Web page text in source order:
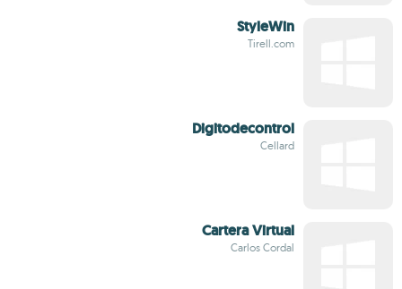
StyleWin
Tirell.com
Digitodecontrol
Cellard
Cartera Virtual
Carlos Cordal